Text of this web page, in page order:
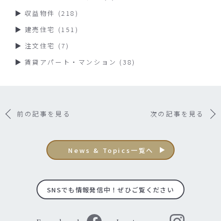
収益物件 (218)
建売住宅 (151)
注文住宅 (7)
賃貸アパート・マンション (38)
前の記事を見る 次の記事を見る
News & Topics一覧へ
SNSでも情報発信中！ぜひご覧ください